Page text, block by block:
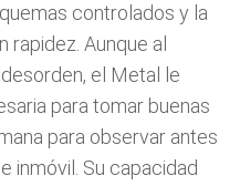
controlados y la
rapidez. Aunque al
el Metal le
para tomar buenas
para observar antes
inmóvil. Su capacidad